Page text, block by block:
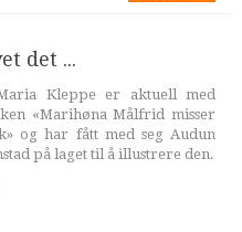
det ...
Kleppe er aktuell med
«Marihøna Målfrid misser
og har fått med seg Audun
på laget til å illustrere den.